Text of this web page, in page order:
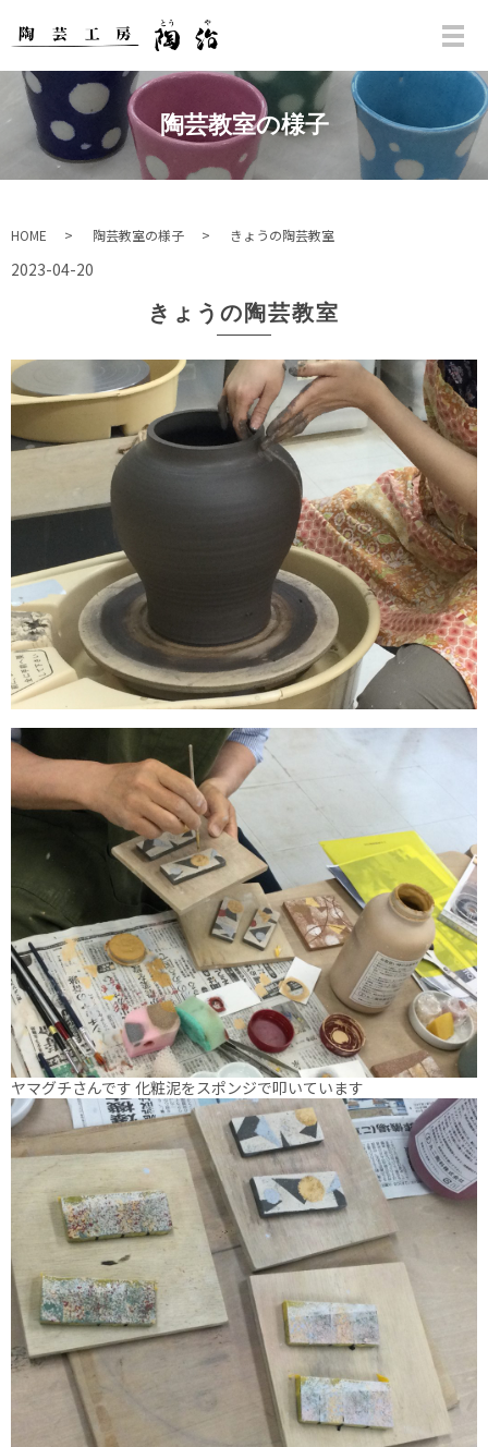
陶芸教室の様子
HOME 陶芸教室の様子 きょうの陶芸教室
2023-04-20
きょうの陶芸教室
ヤマグチさんです 化粧泥をスポンジで叩いています